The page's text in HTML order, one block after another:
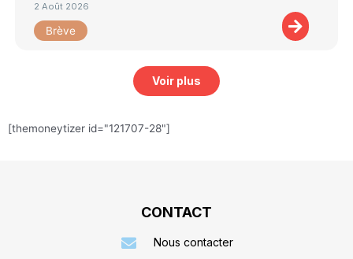
2 Août 2026
Brève
Voir plus
[themoneytizer id="121707-28"]
CONTACT
Nous contacter